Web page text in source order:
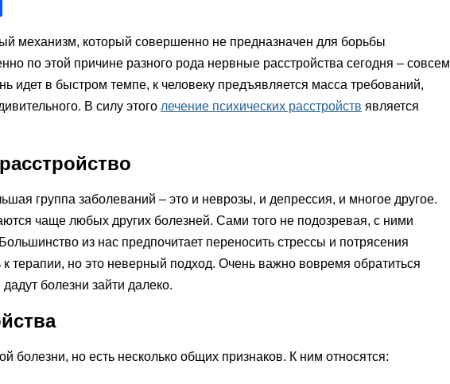
механизм, который совершенно не предназначен для борьбы
по этой причине разного рода нервные расстройства сегодня – совсем
идет в быстром темпе, к человеку предъявляется масса требований,
В силу этого лечение психических расстройств является
группа заболеваний – это и неврозы, и депрессия, и многое другое.
чаще любых других болезней. Сами того не подозревая, с ними
из нас предпочитает переносить стрессы и потрясения
терапии, но это неверный подход. Очень важно вовремя обратиться
болезни зайти далеко.
болезни, но есть несколько общих признаков. К ним относятся: